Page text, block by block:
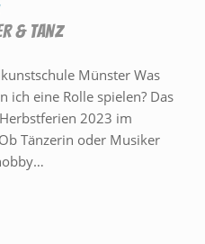
& TANZ
Münster Was
ich eine Rolle spielen? Das
2023 im
Tänzerin oder Musiker